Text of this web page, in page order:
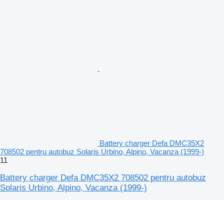
Battery charger Defa DMC35X2
708502 pentru autobuz Solaris Urbino, Alpino, Vacanza (1999-)
11
Battery charger Defa DMC35X2 708502 pentru autobuz
Solaris Urbino, Alpino, Vacanza (1999-)